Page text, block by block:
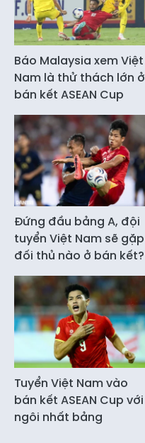
Báo Malaysia xem Việt
Nam là thử thách lớn ở
bán kết ASEAN Cup
Đứng đầu bảng A, đội
tuyển Việt Nam sẽ gặp
đối thủ nào ở bán kết?
Tuyển Việt Nam vào
bán kết ASEAN Cup với
ngôi nhất bảng